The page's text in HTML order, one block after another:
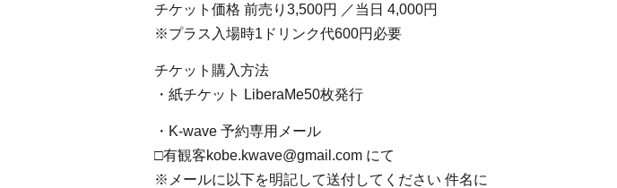
チケット価格 前売り3,500円 ／当日 4,000円
※プラス入場時1ドリンク代600円必要
チケット購入方法
・紙チケット LiberaMe50枚発行
・K-wave 予約専用メール
□有観客kobe.kwave@gmail.com にて
※メールに以下を明記して送付してください 件名に